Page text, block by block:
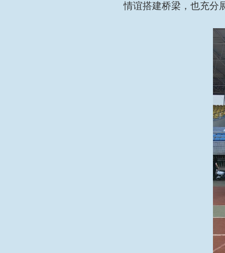
情谊搭建桥梁，也充分